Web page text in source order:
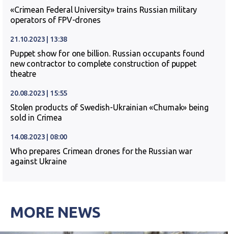
«Crimean Federal University» trains Russian military
operators of FPV-drones
21.10.2023 | 13:38
Puppet show for one billion. Russian occupants found
new contractor to complete construction of puppet
theatre
20.08.2023 | 15:55
Stolen products of Swedish-Ukrainian «Chumak» being
sold in Crimea
14.08.2023 | 08:00
Who prepares Crimean drones for the Russian war
against Ukraine
MORE NEWS